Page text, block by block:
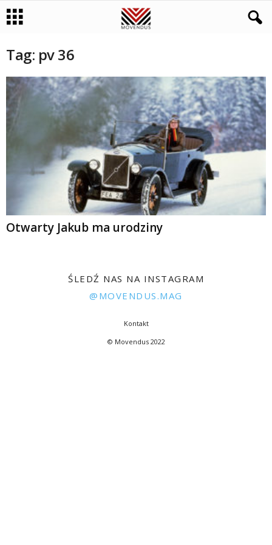
Tag: pv 36
Otwarty Jakub ma urodziny
ŚLEDŹ NAS NA INSTAGRAM
@MOVENDUS.MAG
Kontakt
© Movendus 2022